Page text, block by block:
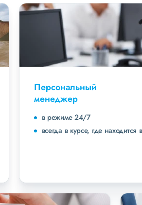
Персональный
менеджер
в режиме 24/7
всегда в курсе, где находится